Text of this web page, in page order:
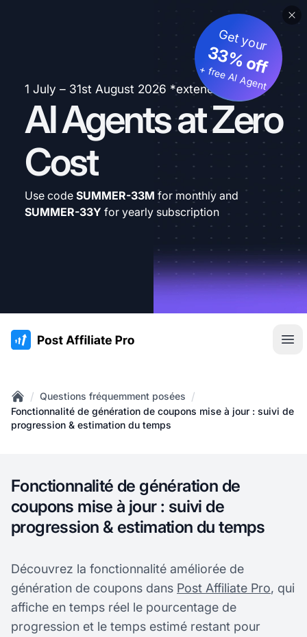
1 July – 31st August 2026 *extended
AI Agents at Zero
Cost
Get your
33% off
+ free AI Agent
Use code SUMMER-33M for monthly and
SUMMER-33Y for yearly subscription
:site.title
Home
/ Questions fréquemment posées /
Fonctionnalité de génération de coupons mise à jour : suivi de
progression & estimation du temps
Fonctionnalité de génération de
coupons mise à jour : suivi de
progression & estimation du temps
Découvrez la fonctionnalité améliorée de
génération de coupons dans Post Affiliate Pro, qui
affiche en temps réel le pourcentage de
progression et le temps estimé restant pour